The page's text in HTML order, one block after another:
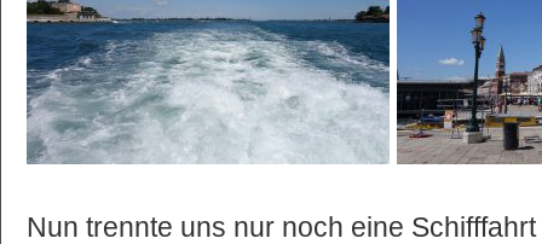
Nun trennte uns nur noch eine